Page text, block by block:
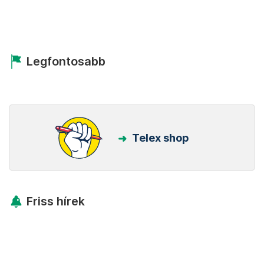
Legfontosabb
Telex shop
Friss hírek